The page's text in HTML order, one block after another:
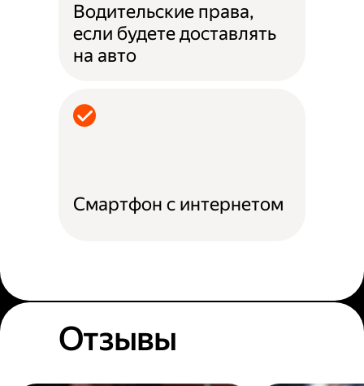
Водительские права,
если будете доставлять
на авто
Смартфон с интернетом
Отзывы